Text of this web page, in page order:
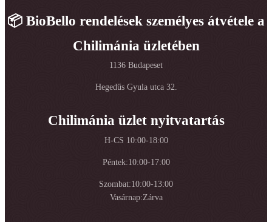
📦 BioBello rendelések személyes átvétele a
Chilimánia üzletében
1136 Budapeset
Hegedűs Gyula utca 32.
Chilimánia üzlet nyitvatartás
H-CS 10:00-18:00
Péntek:10:00-17:00
Szombat:10:00-13:00
Vasárnap:Zárva